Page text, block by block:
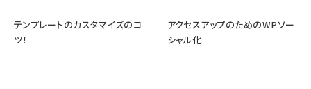
テンプレートのカスタマイズのコ
ツ！
アクセスアップのためのWPソー
シャル化